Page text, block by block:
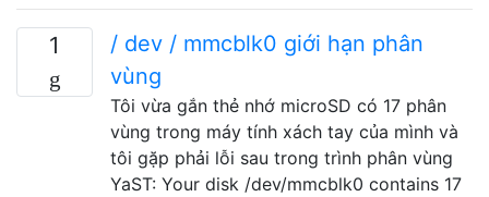
1
/ dev / mmcblk0 giới hạn phân
vùng
Tôi vừa gắn thẻ nhớ microSD có 17 phân
vùng trong máy tính xách tay của mình và
tôi gặp phải lỗi sau trong trình phân vùng
YaST: Your disk /dev/mmcblk0 contains 17